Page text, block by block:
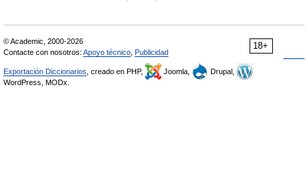
18+
© Academic, 2000-2026
Contacte con nosotros: Apoyo técnico Publicidad
Exportación Diccionarios , creado en PHP, Joomla,
Drupal,
WordPress, MODx.